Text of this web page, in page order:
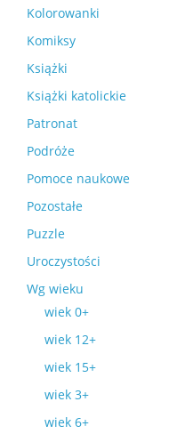
Kolorowanki
Komiksy
Książki
Książki katolickie
Patronat
Podróże
Pomoce naukowe
Pozostałe
Puzzle
Uroczystości
Wg wieku
wiek 0+
wiek 12+
wiek 15+
wiek 3+
wiek 6+